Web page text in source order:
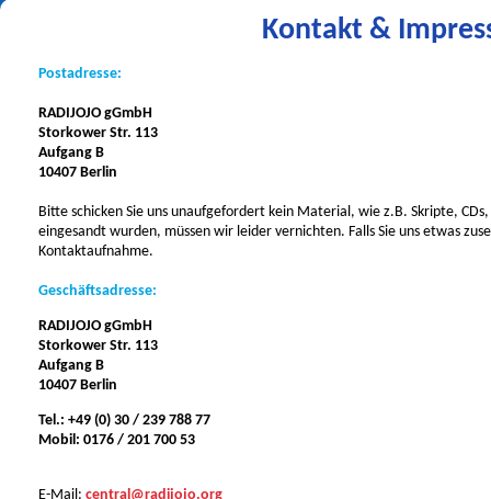
Kontakt &
Postadresse:
RADIJOJO gGmbH
Storkower Str. 113
Aufgang B
10407 Berlin
Bitte schicken Sie uns unaufgefordert kein Material, wie z.B. Skripte,
eingesandt wurden, müssen wir leider vernichten. Falls Sie uns etwas
Kontaktaufnahme.
Geschäftsadresse:
RADIJOJO gGmbH
Storkower Str. 113
Aufgang B
10407 Berlin
Tel.: +49 (0) 30 / 239 788 77
Mobil: 0176 / 201 700 53
E-Mail: central@radijojo.org